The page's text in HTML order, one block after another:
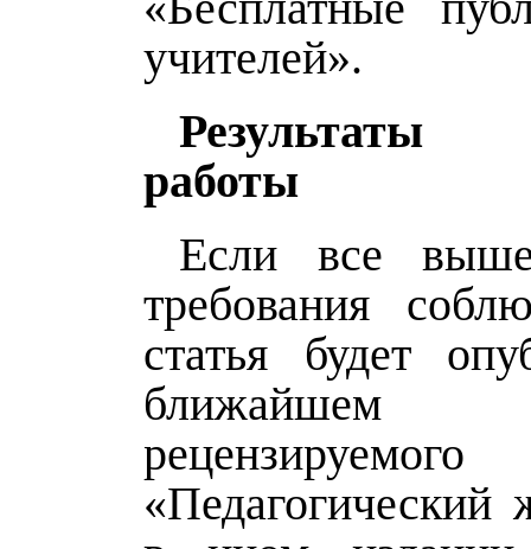
учителей».
Результаты
работы
Если все
требования
статья будет
ближайшем
«Педагогический